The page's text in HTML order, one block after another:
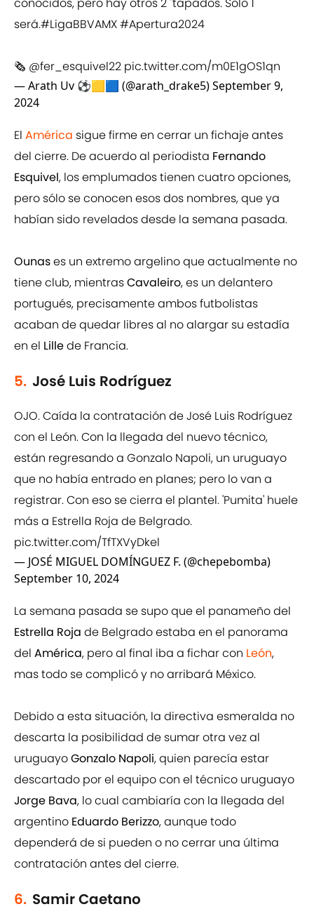
será.#LigaBBVAMX#Apertura2024
🗞️ @fer_esquivel22 pic.twitter.com/m0E1gOS1qn
— Arath Uv ⚽🟨🟦 (@arath_drake5)September 9,
2024
El América sigue firme en cerrar un fichaje antes
del cierre. De acuerdo al periodista Fernando
Esquivel, los emplumados tienen cuatro opciones,
pero sólo se conocen esos dos nombres, que ya
habían sido revelados desde la semana pasada.
Ounases un extremo argelino que actualmente no
tiene club, mientrasCavaleiro, es un delantero
portugués, precisamente ambos futbolistas
acaban de quedar libres al no alargar su estadía
en el Lillede Francia.
5. José Luis Rodríguez
OJO. Caída la contratación de José Luis Rodríguez
con el León. Con la llegada del nuevo técnico,
están regresando a Gonzalo Napoli, un uruguayo
que no había entrado en planes; pero lo van a
registrar. Con eso se cierra el plantel. 'Pumita' huele
más a Estrella Roja de Belgrado.
pic.twitter.com/TfTXVyDkel
— JOSÉ MIGUEL DOMÍNGUEZ F. (@chepebomba)
September 10, 2024
La semana pasada se supo que el panameño del
Estrella Roja de Belgrado estaba en el panorama
del América, pero al final iba a fichar con León,
mas todo se complicó y no arribará México.
Debido a esta situación, la directiva esmeralda no
descarta la posibilidad de sumar otra vez al
uruguayoGonzalo Napoli, quien parecía estar
descartado por el equipo con el técnico uruguayo
Jorge Bava, lo cual cambiaría con la llegada del
argentino Eduardo Berizzo, aunque todo
dependerá de si pueden o no cerrar una última
contratación antes del cierre.
6. Samir Caetano